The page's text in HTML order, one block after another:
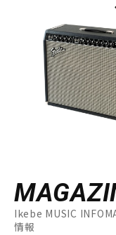
Ikebe MUSIC
情報